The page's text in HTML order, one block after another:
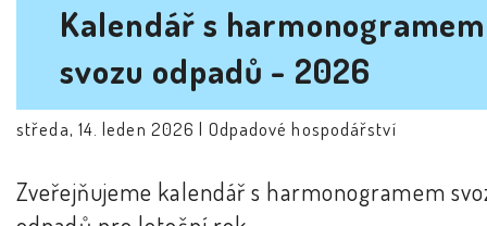
Kalendář s harmonogramem
svozu odpadů - 2026
středa, 14. leden 2026 | Odpadové hospodářství
Zveřejňujeme kalendář s harmonogramem